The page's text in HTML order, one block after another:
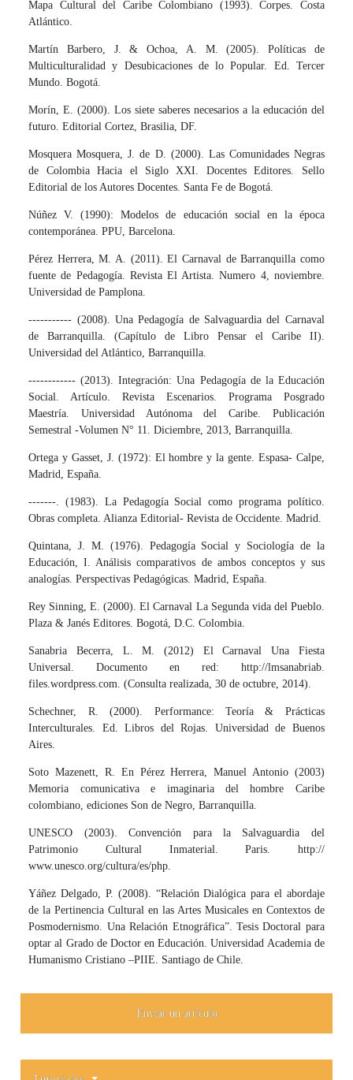
Mapa Cultural del Caribe Colombiano (1993). Corpes. Costa
Atlántico.
Martín Barbero, J. & Ochoa, A. M. (2005). Políticas de
Multiculturalidad y Desubicaciones de lo Popular. Ed. Tercer
Mundo. Bogotá.
Morín, E. (2000). Los siete saberes necesarios a la educación del
futuro. Editorial Cortez, Brasilia, DF.
Mosquera Mosquera, J. de D. (2000). Las Comunidades Negras
de Colombia Hacia el Siglo XXI. Docentes Editores. Sello
Editorial de los Autores Docentes. Santa Fe de Bogotá.
Núñez V. (1990): Modelos de educación social en la época
contemporánea. PPU, Barcelona.
Pérez Herrera, M. A. (2011). El Carnaval de Barranquilla como
fuente de Pedagogía. Revista El Artista. Numero 4, noviembre.
Universidad de Pamplona.
----------- (2008). Una Pedagogía de Salvaguardia del Carnaval
de Barranquilla. (Capítulo de Libro Pensar el Caribe II).
Universidad del Atlántico, Barranquilla.
------------ (2013). Integración: Una Pedagogía de la Educación
Social. Artículo. Revista Escenarios. Programa Posgrado
Maestría. Universidad Autónoma del Caribe. Publicación
Semestral -Volumen N° 11. Diciembre, 2013, Barranquilla.
Ortega y Gasset, J. (1972): El hombre y la gente. Espasa- Calpe,
Madrid, España.
-------. (1983). La Pedagogía Social como programa político.
Obras completa. Alianza Editorial- Revista de Occidente. Madrid.
Quintana, J. M. (1976). Pedagogía Social y Sociología de la
Educación, I. Análisis comparativos de ambos conceptos y sus
analogías. Perspectivas Pedagógicas. Madrid, España.
Rey Sinning, E. (2000). El Carnaval La Segunda vida del Pueblo.
Plaza & Janés Editores. Bogotá, D.C. Colombia.
Sanabria Becerra, L. M. (2012) El Carnaval Una Fiesta
Universal. Documento en red: http://lmsanabriab.
files.wordpress.com. (Consulta realizada, 30 de octubre, 2014).
Schechner, R. (2000). Performance: Teoría & Prácticas
Interculturales. Ed. Libros del Rojas. Universidad de Buenos
Aires.
Soto Mazenett, R. En Pérez Herrera, Manuel Antonio (2003)
Memoria comunicativa e imaginaria del hombre Caribe
colombiano, ediciones Son de Negro, Barranquilla.
UNESCO (2003). Convención para la Salvaguardia del
Patrimonio Cultural Inmaterial. Paris. http://
www.unesco.org/cultura/es/php.
Yáñez Delgado, P. (2008). “Relación Dialógica para el abordaje
de la Pertinencia Cultural en las Artes Musicales en Contextos de
Posmodernismo. Una Relación Etnográfica”. Tesis Doctoral para
optar al Grado de Doctor en Educación. Universidad Academia de
Humanismo Cristiano –PIIE. Santiago de Chile.
Enviar un artículo